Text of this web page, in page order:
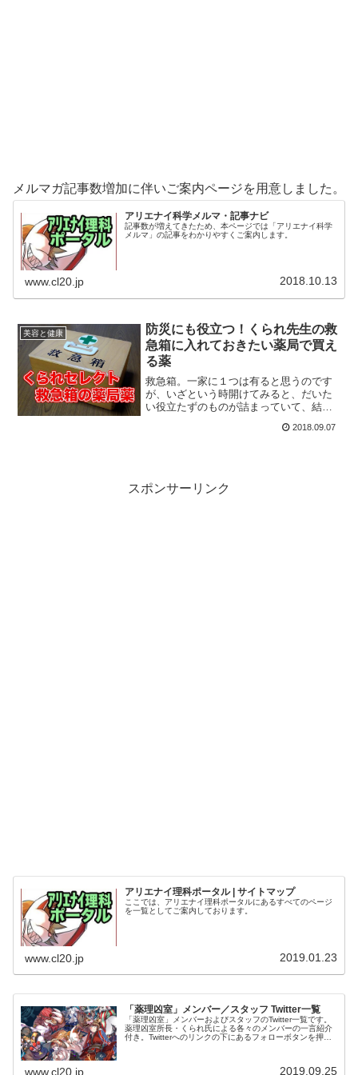
メルマガ記事数増加に伴いご案内ページを用意しました。
アリエナイ科学メルマ・記事ナビ
記事数が増えてきたため、本ページでは「アリエナイ科学
メルマ」の記事をわかりやすくご案内します。
www.cl20.jp 2018.10.13
美容と健康
防災にも役立つ！くられ先生の救
急箱に入れておきたい薬局で買え
る薬
救急箱。一家に１つは有ると思うのです
が、いざという時開けてみると、だいた
い役立たずのものが詰まっていて、結局
うか。薬局で買える範囲で、入れておく
2018.09.07
スポンサーリンク
アリエナイ理科ポータル | サイトマップ
ここでは、アリエナイ理科ポータルにあるすべてのページ
を一覧としてご案内しております。
www.cl20.jp 2019.01.23
「薬理凶室」メンバー／スタッフ Twitter一覧
「薬理凶室」メンバーおよびスタッフのTwitter一覧です。
薬理凶室所長・くられ氏による各々のメンバーの一言紹介
付き。Twitterへのリンクの下にあるフォローボタンを押す
www.cl20.jp 2019.09.25